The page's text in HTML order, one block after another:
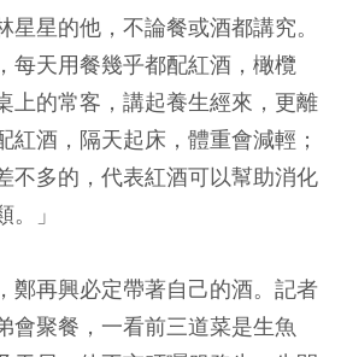
星的他，不論餐或酒都講究。
每天用餐幾乎都配紅酒，橄欖
上的常客，講起養生經來，更離
紅酒，隔天起床，體重會減輕；
不多的，代表紅酒可以幫助消化
」
鄭再興必定帶著自己的酒。記者
會聚餐，一看前三道菜是生魚